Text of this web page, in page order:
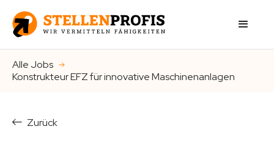
Alle Jobs
Konstrukteur EFZ für innovative Maschinenanlagen
Zurück